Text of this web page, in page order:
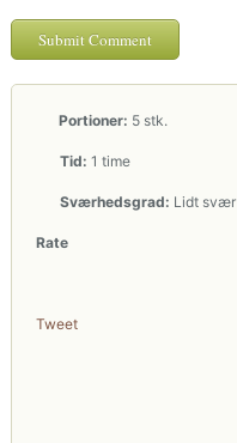
Portioner: 5 stk.
Tid: 1 time
Sværhedsgrad: Lidt svær
Rate
Tweet